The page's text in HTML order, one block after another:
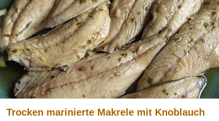
Trocken marinierte Makrele mit Knoblauch